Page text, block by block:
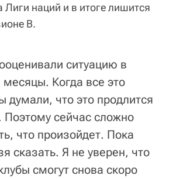
Лиги наций и в итоге лишится
B.
ситуацию в
Когда все это
думали, что это продлится
Поэтому сейчас сложно
что произойдет. Пока
сказать. Я не уверен, что
смогут снова скоро